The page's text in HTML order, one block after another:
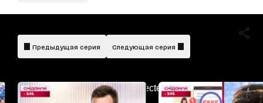
AdBlockDetected!
Предыдущая серия Следующая серия